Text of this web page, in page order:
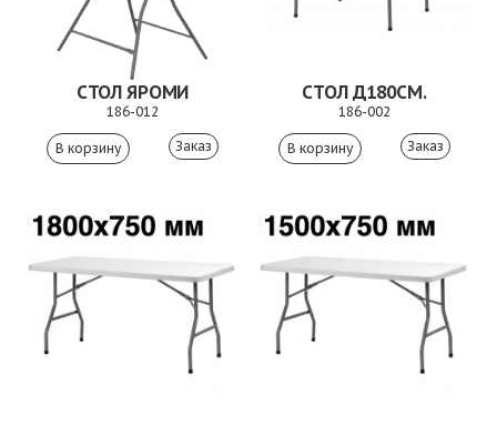
СТОЛ ЯРОМИ
186-012
Заказ
СТОЛ Д180СМ.
186-002
Заказ